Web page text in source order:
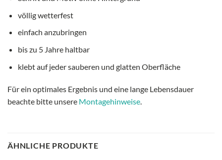
völlig wetterfest
einfach anzubringen
bis zu 5 Jahre haltbar
klebt auf jeder sauberen und glatten Oberfläche
Für ein optimales Ergebnis und eine lange Lebensdauer
beachte bitte unsere Montagehinweise.
ÄHNLICHE PRODUKTE